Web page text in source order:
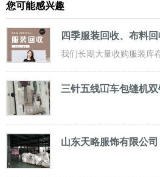
您可能感兴趣
四季服装回收、布料
我们长期大量收购服装库
服装，专业诚信共赢，
三针五线冚车包缝机
山东天略服饰有限公司